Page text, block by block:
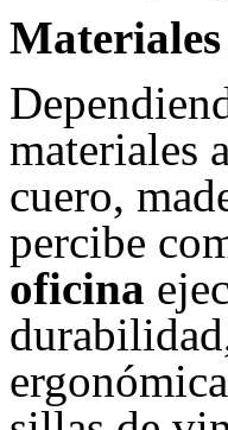
Materiales
materiales
cuero,
percibe
oficina